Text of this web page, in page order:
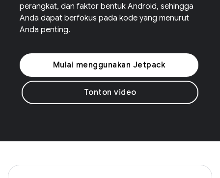
perangkat, dan faktor bentuk Android, sehingga
Anda dapat berfokus pada kode yang menurut
Anda penting.
Mulai menggunakan Jetpack
Tonton video